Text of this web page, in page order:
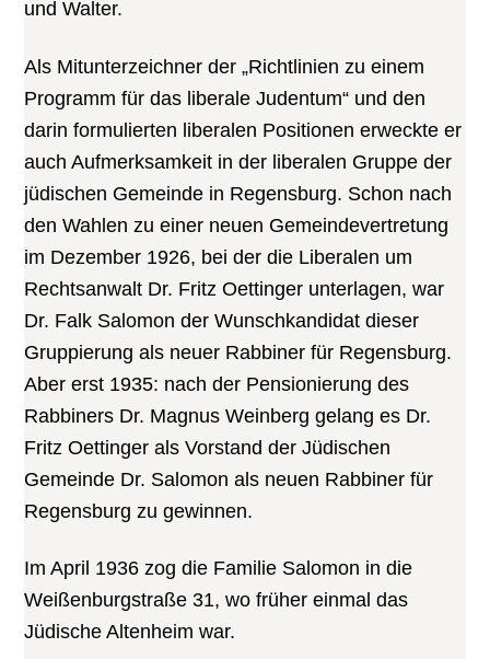
und Walter.
Als Mitunterzeichner der „Richtlinien zu einem
Programm für das liberale Judentum“ und den
darin formulierten liberalen Positionen erweckte er
auch Aufmerksamkeit in der liberalen Gruppe der
jüdischen Gemeinde in Regensburg. Schon nach
den Wahlen zu einer neuen Gemeindevertretung
im Dezember 1926, bei der die Liberalen um
Rechtsanwalt Dr. Fritz Oettinger unterlagen, war
Dr. Falk Salomon der Wunschkandidat dieser
Gruppierung als neuer Rabbiner für Regensburg.
Aber erst 1935: nach der Pensionierung des
Rabbiners Dr. Magnus Weinberg gelang es Dr.
Fritz Oettinger als Vorstand der Jüdischen
Gemeinde Dr. Salomon als neuen Rabbiner für
Regensburg zu gewinnen.
Im April 1936 zog die Familie Salomon in die
Weißenburgstraße 31, wo früher einmal das
Jüdische Altenheim war.